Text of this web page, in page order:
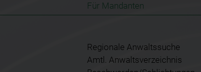
Für Mandanten
Regionale Anwaltssuche
Amtl. Anwaltsverzeichnis